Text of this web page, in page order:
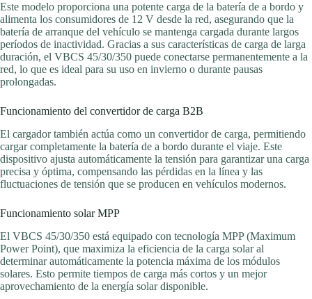
Este modelo proporciona una potente carga de la batería de a bordo y
alimenta los consumidores de 12 V desde la red, asegurando que la
batería de arranque del vehículo se mantenga cargada durante largos
períodos de inactividad. Gracias a sus características de carga de larga
duración, el VBCS 45/30/350 puede conectarse permanentemente a la
red, lo que es ideal para su uso en invierno o durante pausas
prolongadas.
Funcionamiento del convertidor de carga B2B
El cargador también actúa como un convertidor de carga, permitiendo
cargar completamente la batería de a bordo durante el viaje. Este
dispositivo ajusta automáticamente la tensión para garantizar una carga
precisa y óptima, compensando las pérdidas en la línea y las
fluctuaciones de tensión que se producen en vehículos modernos.
Funcionamiento solar MPP
El VBCS 45/30/350 está equipado con tecnología MPP (Maximum
Power Point), que maximiza la eficiencia de la carga solar al
determinar automáticamente la potencia máxima de los módulos
solares. Esto permite tiempos de carga más cortos y un mejor
aprovechamiento de la energía solar disponible.